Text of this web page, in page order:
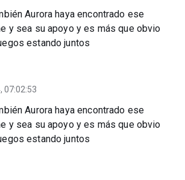
Aurora haya encontrado ese
y sea su apoyo y es más que obvio
estando juntos
07:02:53
Aurora haya encontrado ese
y sea su apoyo y es más que obvio
estando juntos